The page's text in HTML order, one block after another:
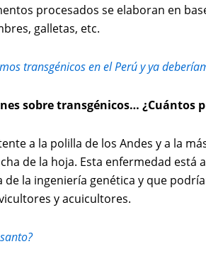
procesados se elaboran en
galletas, etc.
transgénicos en el Perú y ya
sobre transgénicos…
a la polilla de los Andes y a la
de la hoja. Esta enfermedad
la ingeniería genética y que
y acuicultores.